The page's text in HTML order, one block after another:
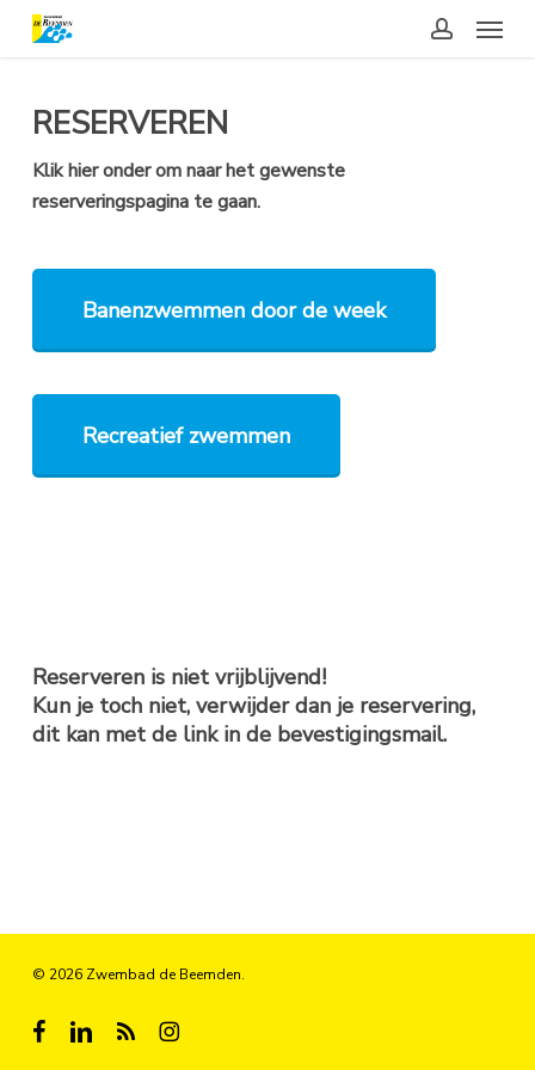
main
Menu
RESERVEREN
Klik hier onder om naar het gewenste
reserveringspagina te gaan.
Banenzwemmen door de week
Recreatief zwemmen
Reserveren is niet vrijblijvend!
Kun je toch niet, verwijder dan je reservering,
dit kan met de link in de bevestigingsmail.
© 2026 Zwembad de Beemden.
facebooklinkedinRSS instagram